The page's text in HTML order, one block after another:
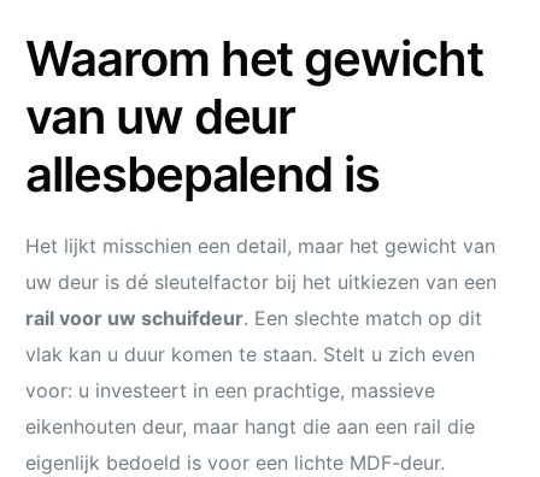
Waarom het gewicht
van uw deur
allesbepalend is
Het lijkt misschien een detail, maar het gewicht van
uw deur is dé sleutelfactor bij het uitkiezen van een
rail voor uw schuifdeur. Een slechte match op dit
vlak kan u duur komen te staan. Stelt u zich even
voor: u investeert in een prachtige, massieve
eikenhouten deur, maar hangt die aan een rail die
eigenlijk bedoeld is voor een lichte MDF-deur.